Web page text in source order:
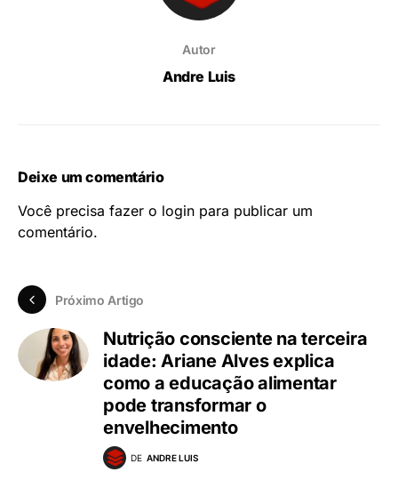
Autor
Andre Luis
Deixe um comentário
Você precisa fazer o login para publicar um
comentário.
Próximo Artigo
Nutrição consciente na terceira
idade: Ariane Alves explica
como a educação alimentar
pode transformar o
envelhecimento
DE ANDRE LUIS